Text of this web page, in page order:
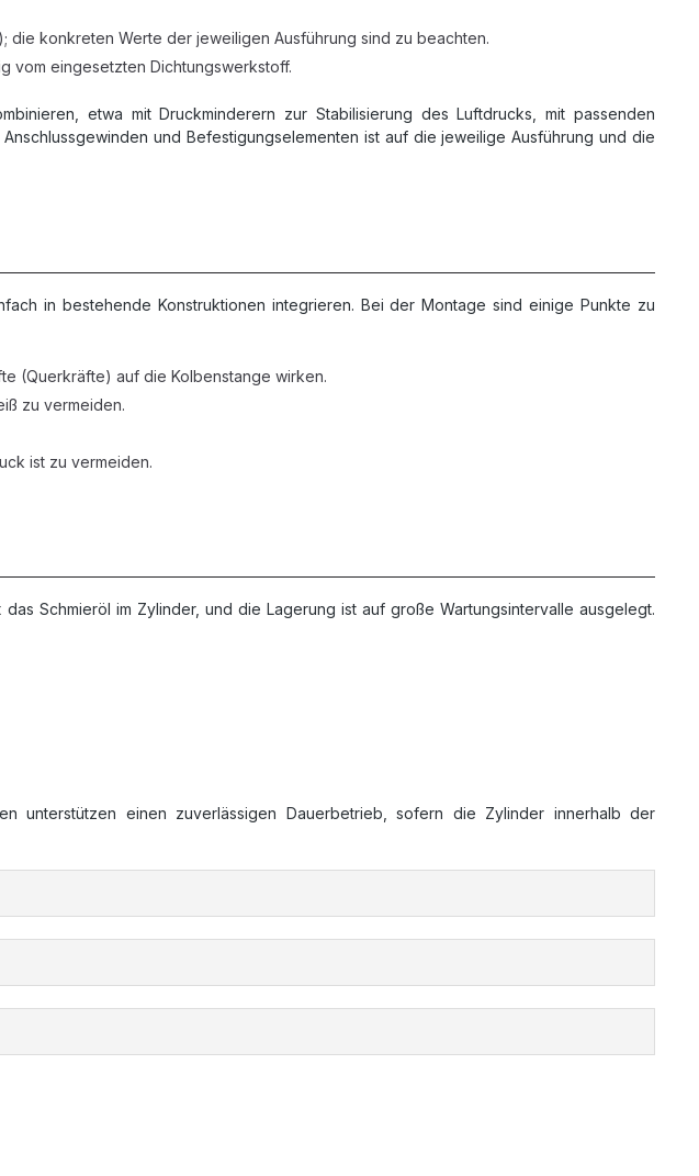
konkreten Werte der jeweiligen Ausführung sind zu beachten.
vom eingesetzten Dichtungswerkstoff.
etwa mit Druckminderern zur Stabilisierung des Luftdrucks, mit passenden
und Befestigungselementen ist auf die jeweilige Ausführung und die
in bestehende Konstruktionen integrieren. Bei der Montage sind einige Punkte zu
(Querkräfte) auf die Kolbenstange wirken.
zu vermeiden.
ist zu vermeiden.
Schmieröl im Zylinder, und die Lagerung ist auf große Wartungsintervalle ausgelegt.
unterstützen einen zuverlässigen Dauerbetrieb, sofern die Zylinder innerhalb der